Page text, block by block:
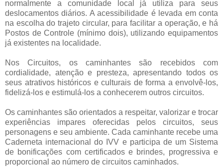
normalmente a comunidade local já utiliza para seus
deslocamentos diários. A acessibilidade é levada em conta
na escolha do trajeto circular, para facilitar a operação, e há
Postos de Controle (mínimo dois), utilizando equipamentos
já existentes na localidade.
Nos Circuitos, os caminhantes são recebidos com
cordialidade, atenção e presteza, apresentando todos os
seus atrativos históricos e culturais de forma a envolvê-los,
fidelizá-los e estimulá-los a conhecerem outros circuitos.
Os caminhantes são orientados a respeitar, valorizar e trocar
experiências impares oferecidas pelos circuitos, seus
personagens e seu ambiente. Cada caminhante recebe uma
Caderneta internacional do IVV e participa de um Sistema
de bonificações com certificados e brindes, progressiva e
proporcional ao número de circuitos caminhados.